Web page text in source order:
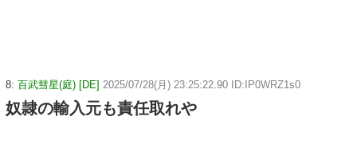
8: 百武彗星(庭) [DE] 2025/07/28(月) 23:25:22.90 ID:IP0WRZ1s0
奴隷の輸入元も責任取れや